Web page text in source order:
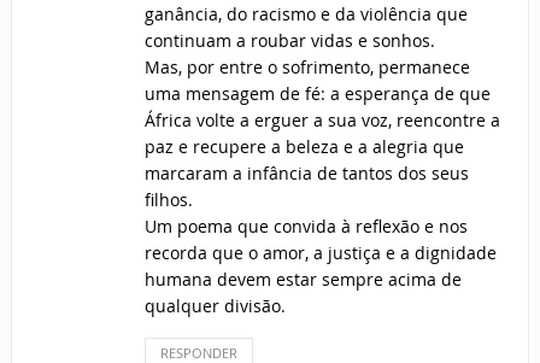
ganância, do racismo e da violência que
continuam a roubar vidas e sonhos.
Mas, por entre o sofrimento, permanece
uma mensagem de fé: a esperança de que
África volte a erguer a sua voz, reencontre a
paz e recupere a beleza e a alegria que
marcaram a infância de tantos dos seus
filhos.
Um poema que convida à reflexão e nos
recorda que o amor, a justiça e a dignidade
humana devem estar sempre acima de
qualquer divisão.
RESPONDER